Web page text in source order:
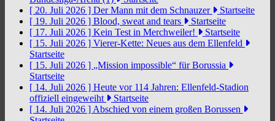
[ 20. Juli 2026 ] Der Mann mit dem Schnauzer
Startseite
[ 19. Juli 2026 ] Blood, sweat and tears
Startseite
[ 17. Juli 2026 ] Kein Test in Merchweiler!
Startseite
[ 15. Juli 2026 ] Vierer-Kette: Neues aus dem Ellenfeld
Startseite
[ 15. Juli 2026 ] „Mission impossible“ für Borussia
Startseite
[ 14. Juli 2026 ] Heute vor 114 Jahren: Ellenfeld-Stadion
offiziell eingeweiht
Startseite
[ 14. Juli 2026 ] Abschied von einem großen Borussen